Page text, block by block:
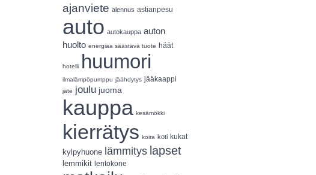
ajanviete alennus astianpesu
auto autokauppa auton
huolto energiaa säästävä tuote häät
hotelli huumori
ilmalämpöpumppu jäähdytys jääkaappi
jäte joulu juoma
kauppa kesämökki
kierrätys koira koti kukat
kylpyhuone lämmitys lapset
lemmikit lentokone